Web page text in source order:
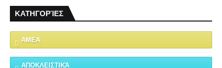
ΚΑΤΗΓΟΡΊΕΣ
ΑΜΕΑ
ΑΠΟΚΛΕΙΣΤΙΚΆ